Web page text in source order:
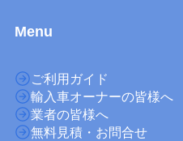
Menu
ご利用ガイド
輸入車オーナーの皆様へ
業者の皆様へ
無料見積・お問合せ